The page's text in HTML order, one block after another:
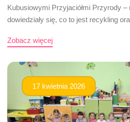
Kubusiowymi Przyjaciółmi Przyrody
dowiedziały się, co to jest recykling
Zobacz więcej
17 kwietnia 2026